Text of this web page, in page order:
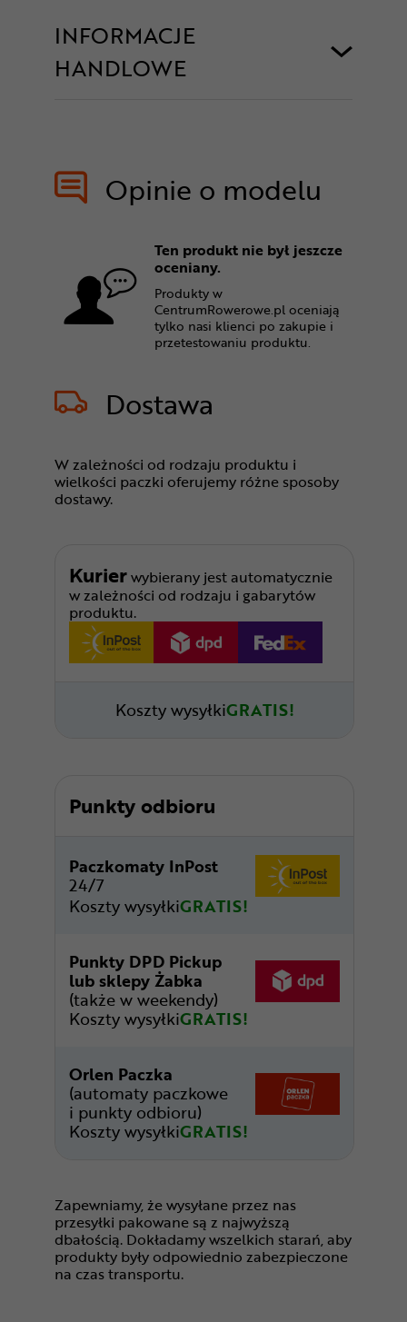
INFORMACJE
HANDLOWE
Opinie o modelu
Ten produkt nie był jeszcze
oceniany.
Produkty w
CentrumRowerowe.pl oceniają
tylko nasi klienci po zakupie i
przetestowaniu produktu.
Dostawa
W zależności od rodzaju produktu i
wielkości paczki oferujemy różne sposoby
dostawy.
Kurierwybierany jest automatycznie
w zależności od rodzaju i gabarytów
produktu.
Koszty wysyłkiGRATIS!
Punkty odbioru
Paczkomaty InPost
24/7
Koszty wysyłkiGRATIS!
Punkty DPD Pickup
lub sklepy Żabka
(także w weekendy)
Koszty wysyłkiGRATIS!
Orlen Paczka
(automaty paczkowe
i punkty odbioru)
Koszty wysyłkiGRATIS!
Zapewniamy, że wysyłane przez nas
przesyłki pakowane są z najwyższą
dbałością. Dokładamy wszelkich starań, aby
produkty były odpowiednio zabezpieczone
na czas transportu.